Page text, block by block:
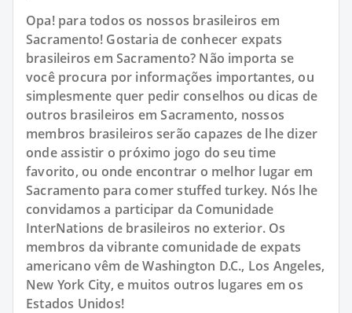
Opa! para todos os nossos brasileiros em
Sacramento! Gostaria de conhecer expats
brasileiros em Sacramento? Não importa se
você procura por informações importantes, ou
simplesmente quer pedir conselhos ou dicas de
outros brasileiros em Sacramento, nossos
membros brasileiros serão capazes de lhe dizer
onde assistir o próximo jogo do seu time
favorito, ou onde encontrar o melhor lugar em
Sacramento para comer stuffed turkey. Nós lhe
convidamos a participar da Comunidade
InterNations de brasileiros no exterior. Os
membros da vibrante comunidade de expats
americano vêm de Washington D.C., Los Angeles,
New York City, e muitos outros lugares em os
Estados Unidos!